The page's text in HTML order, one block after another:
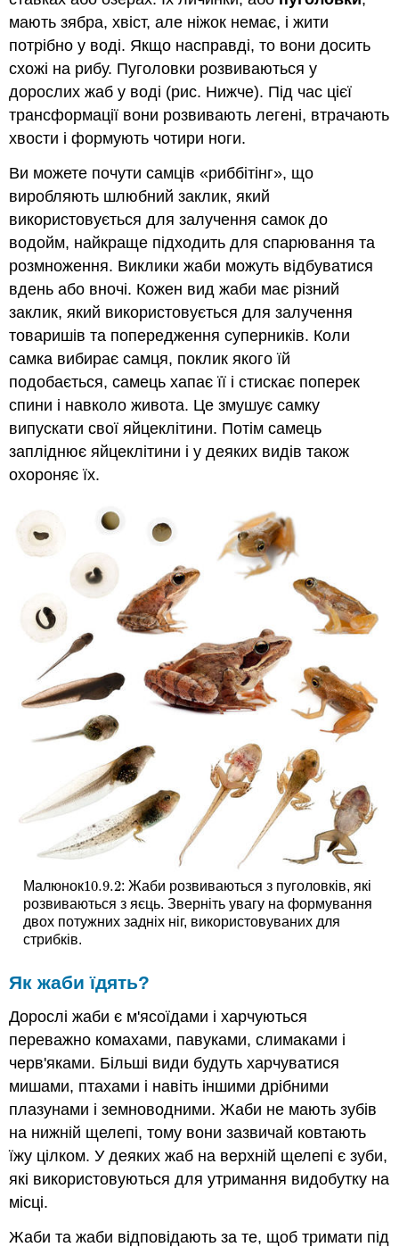
мають зябра, хвіст, але ніжок немає, і жити
потрібно у воді. Якщо насправді, то вони досить
схожі на рибу. Пуголовки розвиваються у
дорослих жаб у воді (рис. Нижче). Під час цієї
трансформації вони розвивають легені, втрачають
хвости і формують чотири ноги.
Ви можете почути самців «риббітінг», що
виробляють шлюбний заклик, який
використовується для залучення самок до
водойм, найкраще підходить для спарювання та
розмноження. Виклики жаби можуть відбуватися
вдень або вночі. Кожен вид жаби має різний
заклик, який використовується для залучення
товаришів та попередження суперників. Коли
самка вибирає самця, поклик якого їй
подобається, самець хапає її і стискає поперек
спини і навколо живота. Це змушує самку
випускати свої яйцеклітини. Потім самець
запліднює яйцеклітини і у деяких видів також
охороняє їх.
Малюнок10.9.2
10.9.2: Жаби розвиваються з пуголовків, які
розвиваються з яєць. Зверніть увагу на формування
двох потужних задніх ніг, використовуваних для
стрибків.
Як жаби їдять?
Дорослі жаби є м'ясоїдами і харчуються
переважно комахами, павуками, слимаками і
черв'яками. Більші види будуть харчуватися
мишами, птахами і навіть іншими дрібними
плазунами і земноводними. Жаби не мають зубів
на нижній щелепі, тому вони зазвичай ковтають
їжу цілком. У деяких жаб на верхній щелепі є зуби,
які використовуються для утримання видобутку на
місці.
Жаби та жаби відповідають за те, щоб тримати під